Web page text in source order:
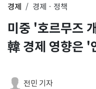
경제 경제ㆍ정책
미중 '호르무즈
韓 경제 영향은 '
전민 기자